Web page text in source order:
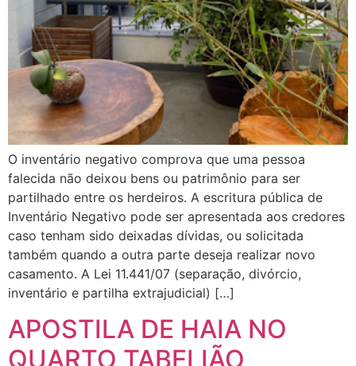
O inventário negativo comprova que uma pessoa
falecida não deixou bens ou patrimônio para ser
partilhado entre os herdeiros. A escritura pública de
Inventário Negativo pode ser apresentada aos credores
caso tenham sido deixadas dívidas, ou solicitada
também quando a outra parte deseja realizar novo
casamento. A Lei 11.441/07 (separação, divórcio,
inventário e partilha extrajudicial) […]
APOSTILA DE HAIA NO
QUARTO TABELIÃO